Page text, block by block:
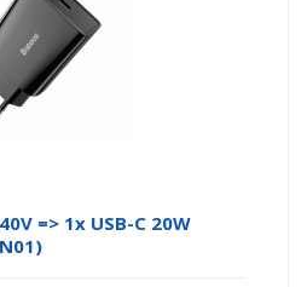
=> 1x USB-C 20W